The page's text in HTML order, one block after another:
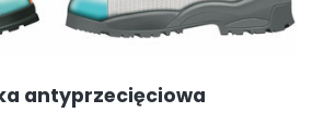
antyprzecięciowa